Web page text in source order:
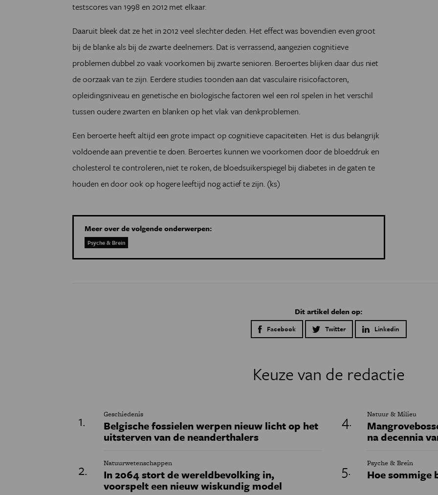
testscores van 1998 en 2012 met elkaar.
Daaruit bleek dat ze het in 2012 veel slechter deden. Het effect was bovendien even groot
bij de blanke als bij de zwarte deelnemers. Dat is verrassend, aangezien cognitieve
problemen dubbel zo vaak voorkomen bij zwarte senioren. Beroertes blijken daar dus niet
de oorzaak van te zijn. Eerdere studies toonden aan dat vasculaire risicofactoren,
opleidingsniveau en genetische en biologische factoren wel een rol spelen in het verschil
tussen oudere zwarten en blanken op het vlak van denkproblemen.
Een beroerte heeft altijd een grote impact op cognitieve capaciteiten. Het is dus belangrijk
voldoende aan preventie te doen. Beroertes kunnen we voorkomen door de bloeddruk en
cholesterol te controleren, niet te roken, de bloedsuikerspiegel bij diabetes in de gaten te
houden en door ook op hogere leeftijd nog actief te zijn. (ks)
Meer over de volgende onderwerpen:
Psyche & Brein
Dit artikel delen op:
Facebook Twitter Linkedin
Keuze van de redactie
Geschiedenis
Belgische fossielen werpen nieuw licht op het
uitsterven van de neanderthalers
Natuurwetenschappen
In 2064 stort de wereldbevolking in,
voorspelt een nieuw wiskundig model
Natuur & Milieu
na decennia
Psyche & Brein
Hoe sommige